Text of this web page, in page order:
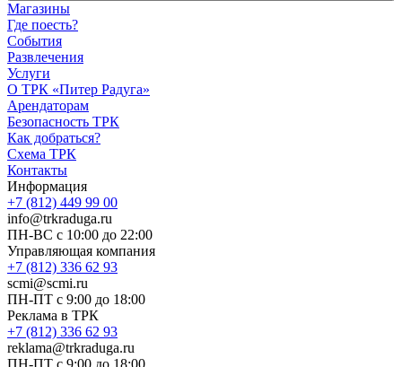
Магазины
Где поесть?
События
Развлечения
Услуги
О ТРК «Питер Радуга»
Арендаторам
Безопасность ТРК
Как добраться?
Схема ТРК
Контакты
Информация
+7 (812) 449 99 00
info@trkraduga.ru
ПН-ВС с 10:00 до 22:00
Управляющая компания
+7 (812) 336 62 93
scmi@scmi.ru
ПН-ПТ с 9:00 до 18:00
Реклама в ТРК
+7 (812) 336 62 93
reklama@trkraduga.ru
ПН-ПТ с 9:00 до 18:00